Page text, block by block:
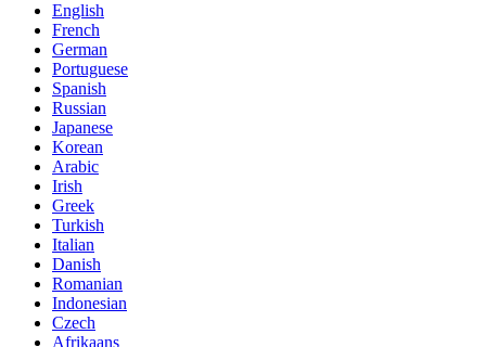
English
French
German
Portuguese
Spanish
Russian
Japanese
Korean
Arabic
Irish
Greek
Turkish
Italian
Danish
Romanian
Indonesian
Czech
Afrikaans